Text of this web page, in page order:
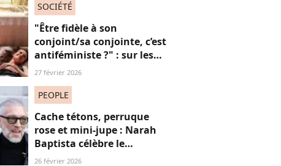
SOCIÉTÉ
"Être fidèle à son
conjoint/sa conjointe, c’est
antiféministe ?" : sur les
réseaux sociaux, cette
27 février 2026
PEOPLE
Cache tétons, perruque
rose et mini-jupe : Narah
Baptista célèbre le
carnaval de Rio avec son
26 février 2026